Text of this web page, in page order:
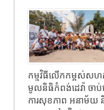
កម្មវិធីលើកកម្ពស់ស
មូលនិធិកំពង់ដេវ៉ា ចាប់ផ្
ការសុខភាព អនាម័យ